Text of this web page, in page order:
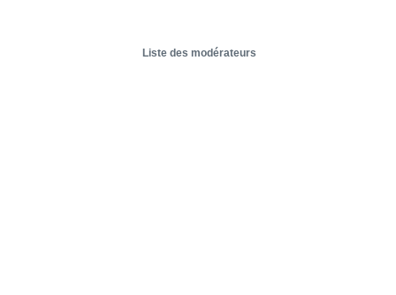
Liste des modérateurs